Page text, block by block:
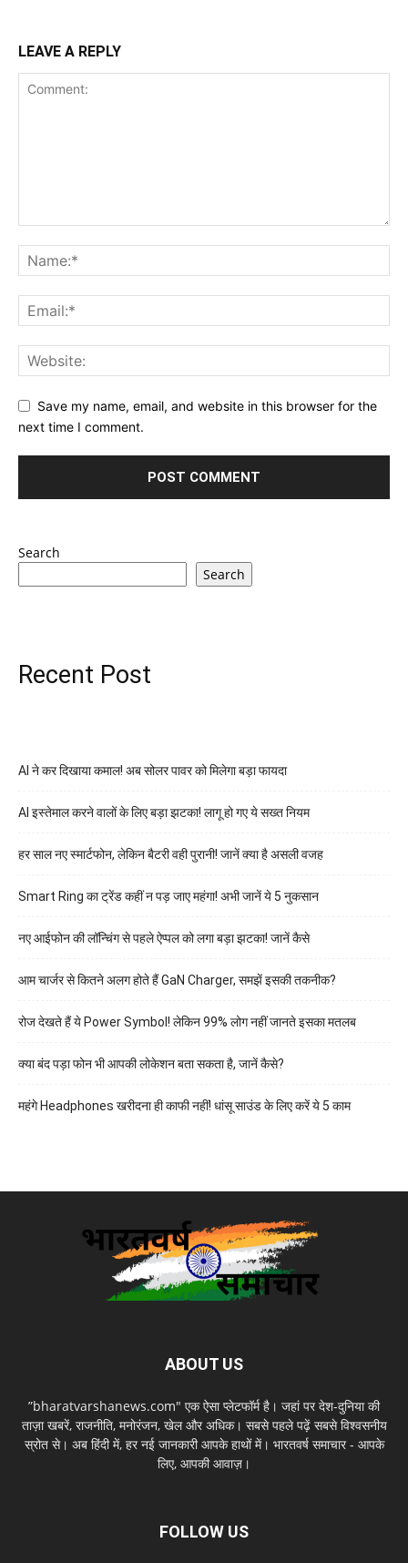
LEAVE A REPLY
Save my name, email, and website in this browser for the
next time I comment.
Search
Search
Recent Post
AI ने कर दिखाया कमाल! अब सोलर पावर को मिलेगा बड़ा फायदा
AI इस्तेमाल करने वालों के लिए बड़ा झटका! लागू हो गए ये सख्त नियम
हर साल नए स्मार्टफोन, लेकिन बैटरी वही पुरानी! जानें क्या है असली वजह
Smart Ring का ट्रेंड कहीं न पड़ जाए महंगा! अभी जानें ये 5 नुकसान
नए आईफोन की लॉन्चिंग से पहले ऐप्पल को लगा बड़ा झटका! जानें कैसे
आम चार्जर से कितने अलग होते हैं GaN Charger, समझें इसकी तकनीक?
रोज देखते हैं ये Power Symbol! लेकिन 99% लोग नहीं जानते इसका मतलब
क्या बंद पड़ा फोन भी आपकी लोकेशन बता सकता है, जानें कैसे?
महंगे Headphones खरीदना ही काफी नहीं! धांसू साउंड के लिए करें ये 5 काम
ABOUT US
”bharatvarshanews.com" एक ऐसा प्लेटफॉर्म है। जहां पर देश-दुनिया की
ताज़ा खबरें, राजनीति, मनोरंजन, खेल और अधिक। सबसे पहले पढ़ें सबसे विश्वसनीय
स्रोत से। अब हिंदी में, हर नई जानकारी आपके हाथों में। भारतवर्ष समाचार - आपके
लिए, आपकी आवाज़।
FOLLOW US